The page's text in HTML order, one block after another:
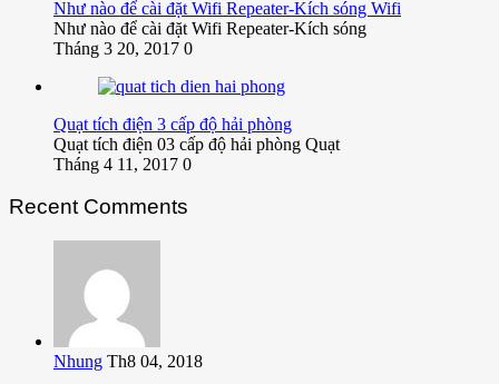
Như nào để cài đặt Wifi Repeater-Kích sóng Wifi
Như nào để cài đặt Wifi Repeater-Kích sóng
Tháng 3 20, 2017 0
Quạt tích điện 3 cấp độ hải phòng
Quạt tích điện 03 cấp độ hải phòng Quạt
Tháng 4 11, 2017 0
Recent Comments
Nhung Th8 04, 2018